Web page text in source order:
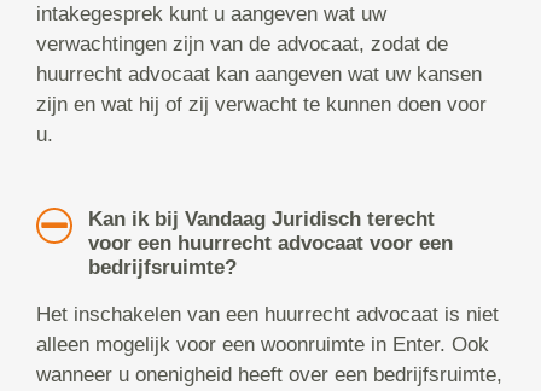
intakegesprek kunt u aangeven wat uw
verwachtingen zijn van de advocaat, zodat de
huurrecht advocaat kan aangeven wat uw kansen
zijn en wat hij of zij verwacht te kunnen doen voor
u.
Kan ik bij Vandaag Juridisch terecht
voor een huurrecht advocaat voor een
bedrijfsruimte?
Het inschakelen van een huurrecht advocaat is niet
alleen mogelijk voor een woonruimte in Enter. Ook
wanneer u onenigheid heeft over een bedrijfsruimte,